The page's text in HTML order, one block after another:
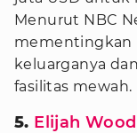
Menurut NBC
mementingkan
keluarganya
fasilitas mewah.
5. Elijah